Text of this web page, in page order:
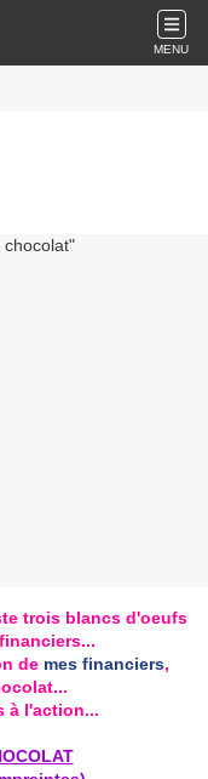
MENU
trois blancs d'oeufs
de mes financiers,
à l'action...